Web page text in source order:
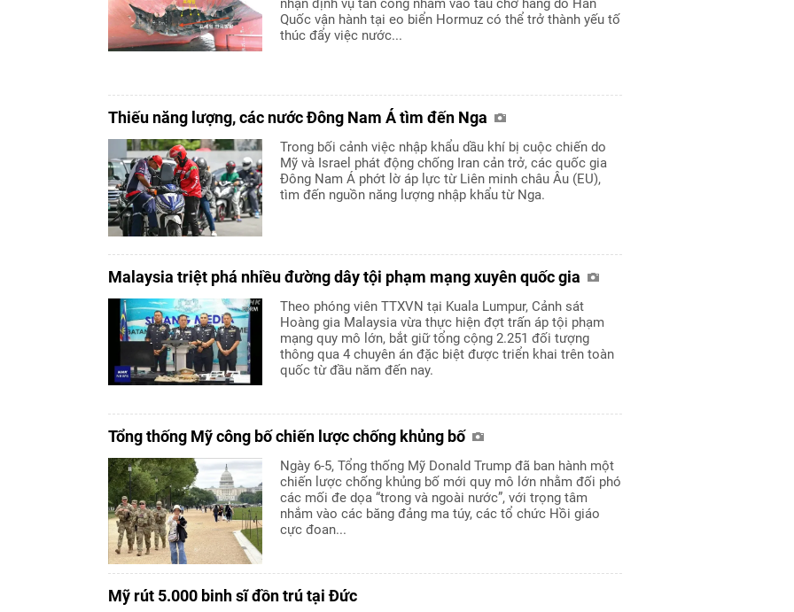
nhận định vụ tấn công nhằm vào tàu chở hàng do Hàn
Quốc vận hành tại eo biển Hormuz có thể trở thành yếu tố
thúc đẩy việc nước...
Thiếu năng lượng, các nước Đông Nam Á tìm đến Nga
Trong bối cảnh việc nhập khẩu dầu khí bị cuộc chiến do
Mỹ và Israel phát động chống Iran cản trở, các quốc gia
Đông Nam Á phớt lờ áp lực từ Liên minh châu Âu (EU),
tìm đến nguồn năng lượng nhập khẩu từ Nga.
Malaysia triệt phá nhiều đường dây tội phạm mạng xuyên quốc gia
Theo phóng viên TTXVN tại Kuala Lumpur, Cảnh sát
Hoàng gia Malaysia vừa thực hiện đợt trấn áp tội phạm
mạng quy mô lớn, bắt giữ tổng cộng 2.251 đối tượng
thông qua 4 chuyên án đặc biệt được triển khai trên toàn
quốc từ đầu năm đến nay.
Tổng thống Mỹ công bố chiến lược chống khủng bố
Ngày 6-5, Tổng thống Mỹ Donald Trump đã ban hành một
chiến lược chống khủng bố mới quy mô lớn nhằm đối phó
các mối đe dọa “trong và ngoài nước”, với trọng tâm
nhắm vào các băng đảng ma túy, các tổ chức Hồi giáo
cực đoan...
Mỹ rút 5.000 binh sĩ đồn trú tại Đức